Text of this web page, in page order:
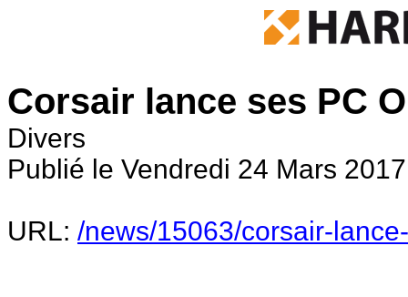
Corsair lance ses PC
Divers
Publié le Vendredi 24 Mars
URL: /news/15063/corsair-